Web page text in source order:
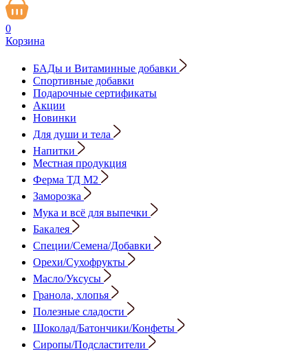
0
Корзина
БАДы и Витаминные добавки
Спортивные добавки
Подарочные сертификаты
Акции
Новинки
Для души и тела
Напитки
Местная продукция
Ферма ТД М2
Заморозка
Мука и всё для выпечки
Бакалея
Специи/Семена/Добавки
Орехи/Сухофрукты
Масло/Уксусы
Гранола, хлопья
Полезные сладости
Шоколад/Батончики/Конфеты
Сиропы/Подсластители